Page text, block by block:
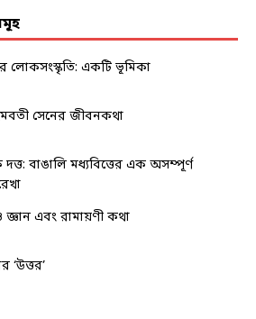
লোকসংস্কৃতি: একটি ভূমিকা
সেনের জীবনকথা
বাঙালি মধ্যবিত্তের এক অসম্পূর্ণ
এবং রামায়ণী কথা
‘উত্তর’